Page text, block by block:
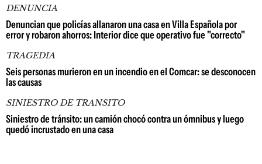
DENUNCIA
Denuncian que policías allanaron una casa en Villa Española por
error y robaron ahorros: Interior dice que operativo fue "correcto"
TRAGEDIA
Seis personas murieron en un incendio en el Comcar: se desconocen
las causas
SINIESTRO DE TRANSITO
Siniestro de tránsito: un camión chocó contra un ómnibus y luego
quedó incrustado en una casa